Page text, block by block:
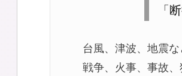
「
台風、津波、地震
戦争、火事、事故